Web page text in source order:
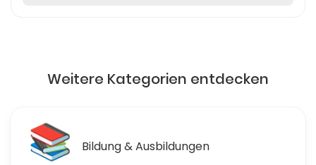
Weitere Kategorien entdecken
📚 Bildung & Ausbildungen